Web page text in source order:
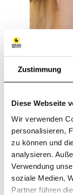
Zustimmung
Diese Webseite
Wir verwenden
personalisieren,
zu können und
analysieren.
Verwendung
soziale Medien,
Partner führen